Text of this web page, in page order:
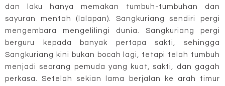
dan laku hanya memakan tumbuh-tumbuhan dan
sayuran mentah (lalapan). Sangkuriang sendiri pergi
mengembara mengelilingi dunia. Sangkuriang pergi
berguru kepada banyak pertapa sakti, sehingga
Sangkuriang kini bukan bocah lagi, tetapi telah tumbuh
menjadi seorang pemuda yang kuat, sakti, dan gagah
perkasa. Setelah sekian lama berjalan ke arah timur